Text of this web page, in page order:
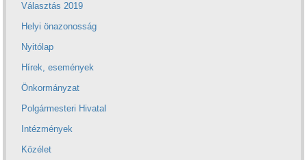
Választás 2019
Helyi önazonosság
Nyitólap
Hírek, események
Önkormányzat
Polgármesteri Hivatal
Intézmények
Közélet